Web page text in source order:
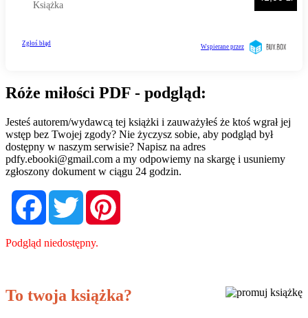
Róże miłości PDF - podgląd:
Jesteś autorem/wydawcą tej książki i zauważyłeś że ktoś wgrał jej
wstęp bez Twojej zgody? Nie życzysz sobie, aby podgląd był
dostępny w naszym serwisie? Napisz na adres
pdfy.ebooki@gmail.com a my odpowiemy na skargę i usuniemy
zgłoszony dokument w ciągu 24 godzin.
FacebookTwitter
Podgląd niedostępny.
To twoja książka?